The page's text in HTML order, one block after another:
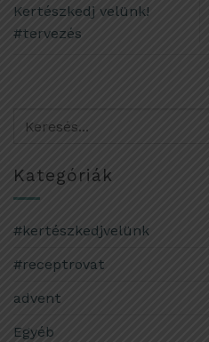
Kertészkedj velünk!
#tervezés
Kategóriák
#kertészkedjvelünk
#receptrovat
advent
Egyéb